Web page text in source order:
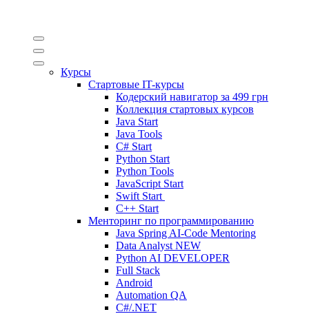
Курсы
Стартовые IT-курсы
Кодерский навигатор за 499 грн
Коллекция стартовых курсов
Java Start
Java Tools
C# Start
Python Start
Python Tools
JavaScript Start
Swift Start
C++ Start
Менторинг по программированию
Java Spring AI-Code Mentoring
Data Analyst NEW
Python AI DEVELOPER
Full Stack
Android
Automation QA
C#/.NET